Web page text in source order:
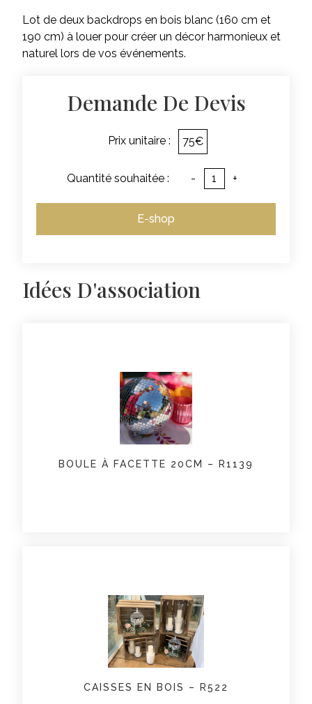
Lot de deux backdrops en bois blanc (160 cm et
190 cm) à louer pour créer un décor harmonieux et
naturel lors de vos événements.
Demande De Devis
Prix unitaire : 75€
Quantité souhaitée : - +
E-shop
Idées D'association
BOULE À FACETTE 20CM – R1139
CAISSES EN BOIS – R522